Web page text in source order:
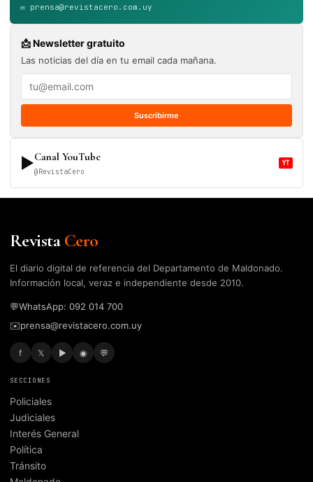
✉️ prensa@revistacero.com.uy
📩 Newsletter gratuito
Las noticias del día en tu email cada mañana.
Suscribirme
▶Canal YouTube
@RevistaCero
YT
RevistaCero
El diario digital de referencia del Departamento de Maldonado.
Información local, veraz e independiente desde 2010.
💬WhatsApp: 092 014 700
✉️prensa@revistacero.com.uy
f 𝕏 ▶ ◉ 💬
SECCIONES
Policiales
Judiciales
Interés General
Política
Tránsito